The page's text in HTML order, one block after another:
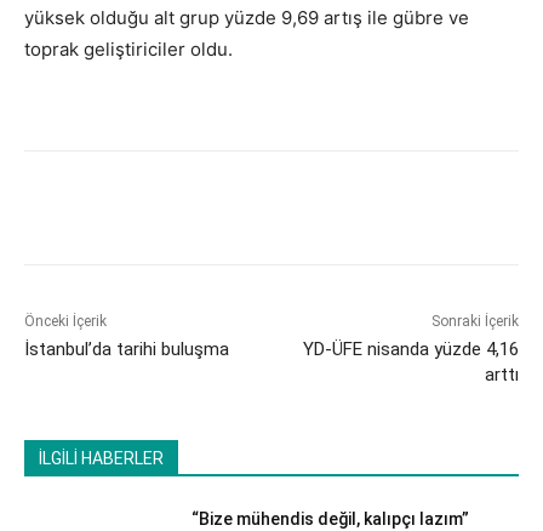
yüksek olduğu alt grup yüzde 9,69 artış ile gübre ve
toprak geliştiriciler oldu.
Önceki İçerik
​İstanbul’da tarihi buluşma
Sonraki İçerik
​YD-ÜFE nisanda yüzde 4,16
arttı
İLGİLİ HABERLER
“Bize mühendis değil, kalıpçı lazım”